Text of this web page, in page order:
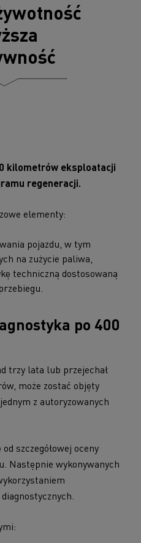
kilometrów eksploatacji
regeneracji.
elementy:
pojazdu, w tym
na zużycie paliwa,
techniczną dostosowaną
po 400
trzy lata lub przejechał
może zostać objęty
z autoryzowanych
szczegółowej oceny
Następnie wykonywanych